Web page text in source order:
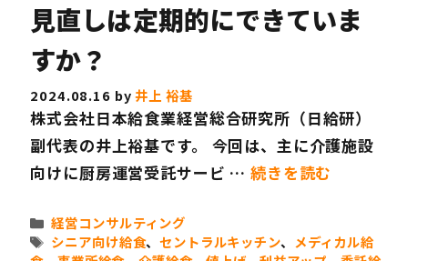
見直しは定期的にできていま
すか？
2024.08.16 by井上 裕基
株式会社日本給食業経営総合研究所（日給研）
副代表の井上裕基です。 今回は、主に介護施設
向けに厨房運営受託サービ …続きを読む
カ
テ
経営コンサルティング
タ
シニア向け給食、セントラルキッチン、 メディカル給